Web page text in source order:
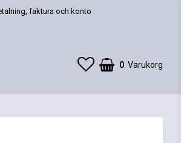
faktura och konto
0 Varukorg